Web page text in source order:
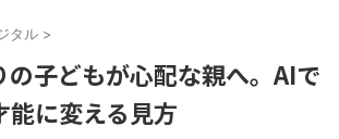
タル >
の子どもが心配な親へ。AIで
能に変える見方